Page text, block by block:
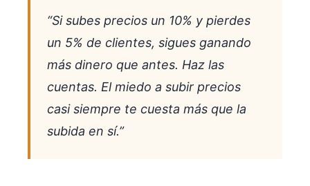
“Si subes precios un 10% y pierdes
un 5% de clientes, sigues ganando
más dinero que antes. Haz las
cuentas. El miedo a subir precios
casi siempre te cuesta más que la
subida en sí.”